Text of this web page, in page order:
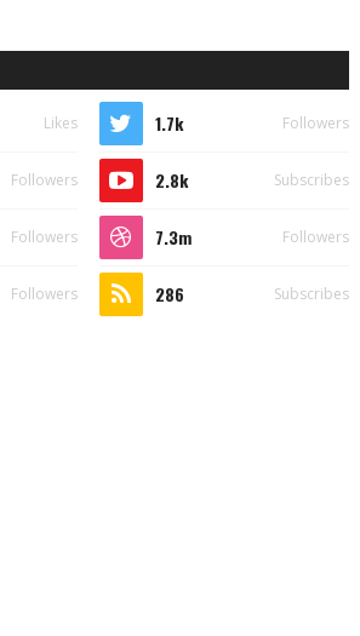
Likes 1.7k Followers
Followers 2.8k Subscribes
Followers 7.3m Followers
Followers 286 Subscribes